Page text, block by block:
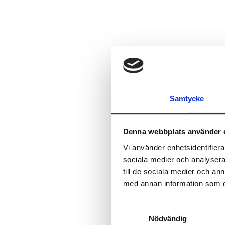
Samtycke
Denna webbplats använder
Vi använder
sociala medier och
till de sociala medier och
med annan information som
Nödvändig